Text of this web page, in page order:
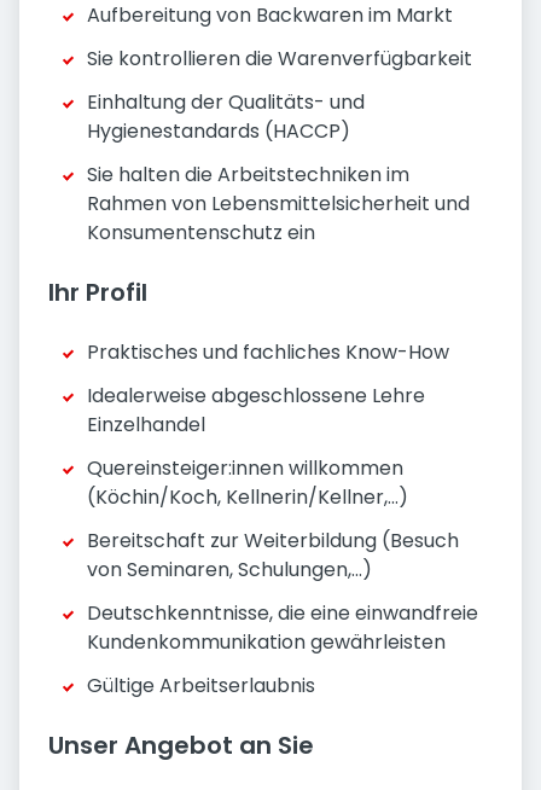
Aufbereitung von Backwaren im Markt
Sie kontrollieren die Warenverfügbarkeit
Einhaltung der Qualitäts- und
Hygienestandards (HACCP)
Sie halten die Arbeitstechniken im
Rahmen von Lebensmittelsicherheit und
Konsumentenschutz ein
Ihr Profil
Praktisches und fachliches Know-How
Idealerweise abgeschlossene Lehre
Einzelhandel
Quereinsteiger:innen willkommen
(Köchin/Koch, Kellnerin/Kellner,...)
Bereitschaft zur Weiterbildung (Besuch
von Seminaren, Schulungen,...)
Deutschkenntnisse, die eine einwandfreie
Kundenkommunikation gewährleisten
Gültige Arbeitserlaubnis
Unser Angebot an Sie